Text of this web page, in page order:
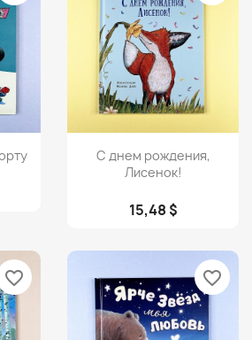
Просмотр
С днем рождения,
Лисенок!
15,48 $
favorite_border favorite_border